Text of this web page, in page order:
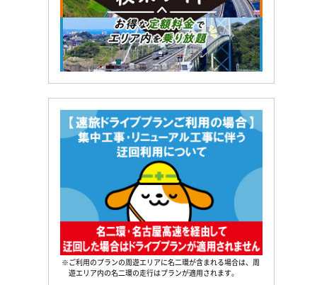
※ご利用のプランの周遊エリアに名二環が含まれる場合は、周
遊エリア内の名二環の走行はプランが適用されます。